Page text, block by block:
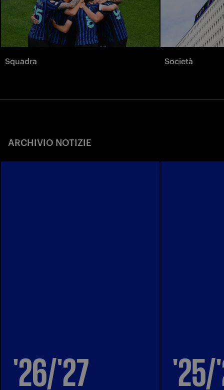
Squadra Società
ARCHIVIO NOTIZIE
'26/'27 '25/